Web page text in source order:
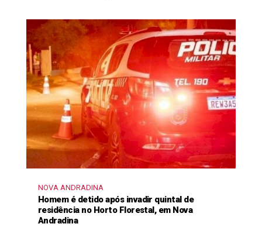
NOVA ANDRADINA
Homem é detido após invadir quintal de
residência no Horto Florestal, em Nova
Andradina